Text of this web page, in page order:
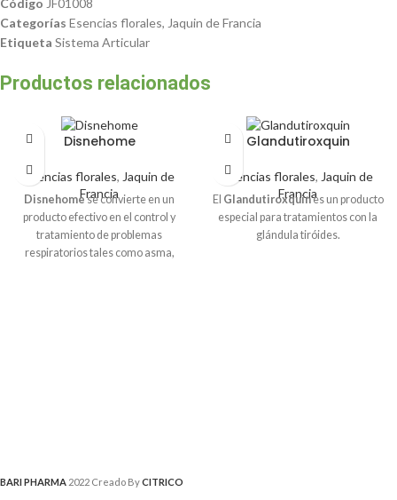
Código JF01008
Categorías Esencias florales, Jaquin de Francia
Etiqueta Sistema Articular
Productos relacionados
Disnehome
Esencias florales, Jaquin de
Francia
Disnehomese convierte en un
producto efectivo en el control y
tratamiento de problemas
respiratorios tales como asma,
Glandutiroxquin
Esencias florales, Jaquin de
Francia
El Glandutiroxquines un producto
especial para tratamientos con la
glándula tiróides.
BARI PHARMA 2022 Creado ByCITRICO